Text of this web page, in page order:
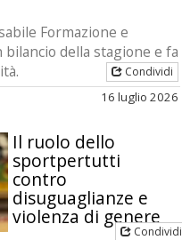
Formazione e
della stagione e fa
Condividi
16 luglio 2026
Il ruolo dello
sportpertutti
contro
disuguaglianze e
violenza di genere
Condividi